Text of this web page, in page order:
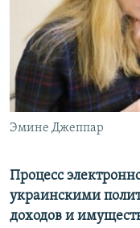
ПОБЕДИТЕЛЕЙ НЕ
КРЫМ.НЕПОКОРЕННЫЙ
ELIFBE
УКРАИНСКАЯ
ПРИСОЕДИНЯЙТЕСЬ!
Все сайты RFE/RL
Эмине Джеппар
Процесс
украинскими
доходов и